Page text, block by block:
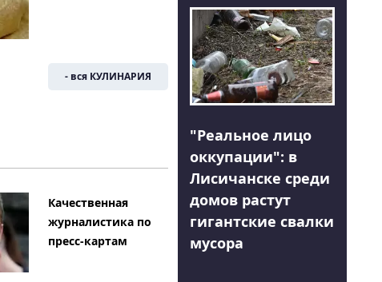
- вся КУЛИНАРИЯ
Качественная
журналистика по
пресс-картам
"Реальное лицо
оккупации": в
Лисичанске среди
домов растут
гигантские свалки
мусора